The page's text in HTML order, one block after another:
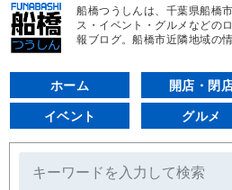
船橋つうしんは、千葉県船橋
ス・イベント・グルメなどの
報ブログ。船橋市近隣地域の
ホーム 開店・閉
イベント グルメ